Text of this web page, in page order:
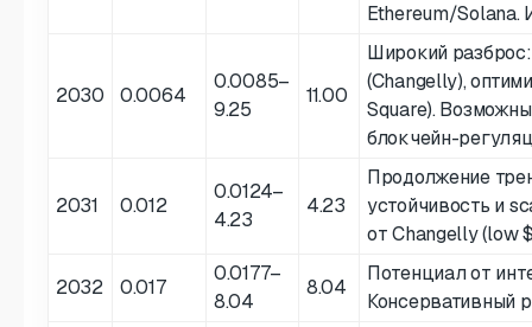
Ethereum/Solana.
2030 0.0064
0.0085–
9.25
11.00
Широкий
(Changelly),
Square).
блокчейн-
2031 0.012
0.0124–
4.23
4.23
Продолжение
устойчивость и
от Changelly (low
2032 0.017
0.0177–
8.04
8.04
Потенциал от
Консервативный